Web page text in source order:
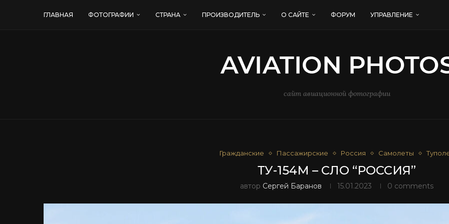
ГЛАВНАЯ ФОТОГРАФИИ СТРАНА ПРОИЗВОДИТЕЛЬ О САЙТЕ ФОРУМ УПРАВЛЕНИЕ
сайт авиационной фотографии
Гражданские Пассажирские Россия Самолеты
ТУ-154М – СЛО “РОССИЯ”
автор Сергей Баранов 15.01.2023 0 comments